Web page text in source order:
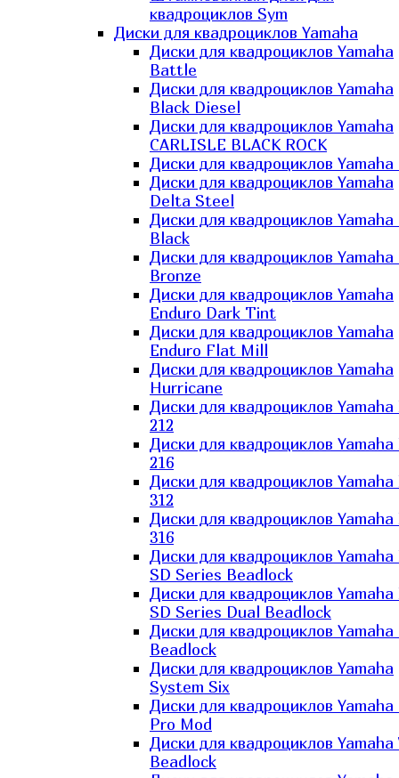
квадроциклов Sym
Диски для квадроциклов Yamaha
Диски для квадроциклов Yamaha
Battle
Диски для квадроциклов Yamaha
Black Diesel
Диски для квадроциклов Yamaha
CARLISLE BLACK ROCK
Диски для квадроциклов Yamaha
Диски для квадроциклов Yamaha
Delta Steel
Диски для квадроциклов
Black
Диски для квадроциклов
Bronze
Диски для квадроциклов Yamaha
Enduro Dark Tint
Диски для квадроциклов Yamaha
Enduro Flat Mill
Диски для квадроциклов Yamaha
Hurricane
Диски для квадроциклов
212
Диски для квадроциклов
216
Диски для квадроциклов
312
Диски для квадроциклов
316
Диски для квадроциклов
SD Series Beadlock
Диски для квадроциклов
SD Series Dual Beadlock
Диски для квадроциклов Yamaha
Beadlock
Диски для квадроциклов Yamaha
System Six
Диски для квадроциклов Yamaha
Pro Mod
Диски для квадроциклов Yamaha
Beadlock